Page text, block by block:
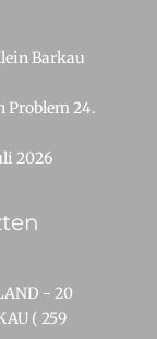
Barkau
Problem24.
2026
- 20
( 259